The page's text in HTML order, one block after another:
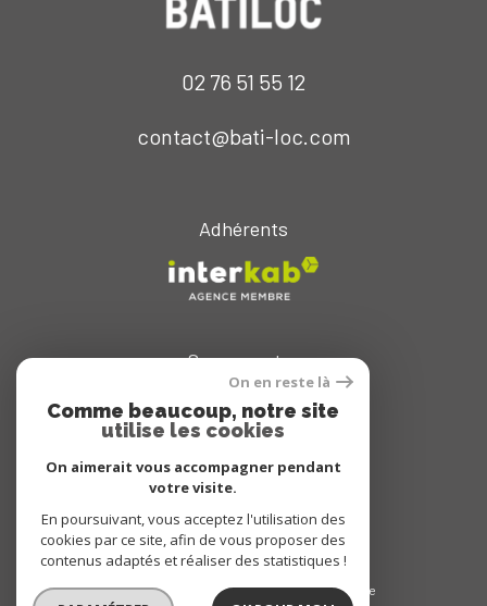
02 76 51 55 12
contact@bati-loc.com
Adhérents
Se connecter
espace propriétaire
© 2022 Tous droits réservés
Traduction powered by Google Plan du site
On en reste là
Comme beaucoup, notre site
utilise les cookies
On aimerait vous accompagner pendant
votre visite.
En poursuivant, vous acceptez l'utilisation des
cookies par ce site, afin de vous proposer des
contenus adaptés et réaliser des statistiques !